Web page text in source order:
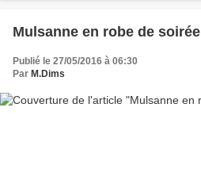
Mulsanne en robe de soirée
Publié le 27/05/2016 à 06:30
Par M.Dims